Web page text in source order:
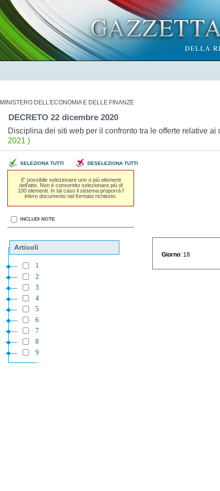
MINISTERO DELL'ECONOMIA E DELLE FINANZE
DECRETO 22 dicembre 2020
Disciplina dei siti web per il confronto tra le offerte relative
2021 )
SELEZIONA TUTTI DESELEZIONA TUTTI
E' possibile selezionare uno o piú elementi
dell'atto. Non é consentito selezionare piú di
100 elementi. In tal caso il sistema proporrá l'
intero documento nel formato richiesto.
INCLUDI NOTE
Articoli
1
2
3
4
5
6
7
8
9
Giorno : 18